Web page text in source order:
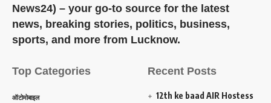
News24) – your go-to source for the latest
news, breaking stories, politics, business,
sports, and more from Lucknow.
Top Categories
ऑटोमोबाइल
Recent Posts
12th ke baad AIR Hostess